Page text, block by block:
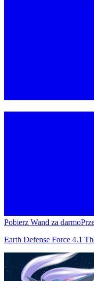
Pobierz Wand za darmo
Earth Defense Force 4.1